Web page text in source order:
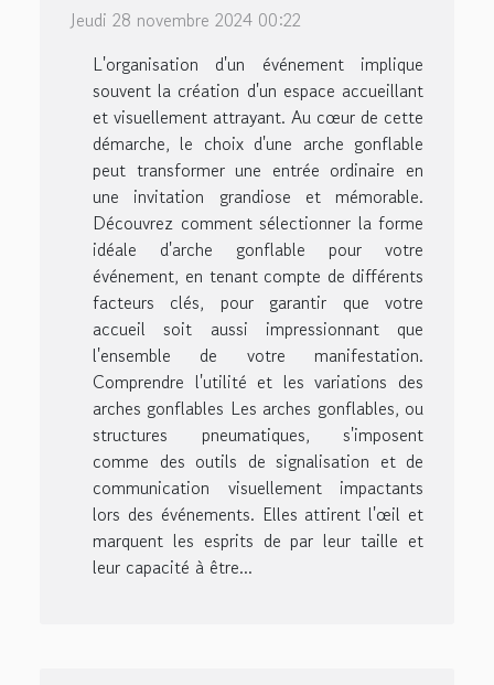
Jeudi 28 novembre 2024 00:22
L'organisation d'un événement implique
souvent la création d'un espace accueillant
et visuellement attrayant. Au cœur de cette
démarche, le choix d'une arche gonflable
peut transformer une entrée ordinaire en
une invitation grandiose et mémorable.
Découvrez comment sélectionner la forme
idéale d'arche gonflable pour votre
événement, en tenant compte de différents
facteurs clés, pour garantir que votre
accueil soit aussi impressionnant que
l'ensemble de votre manifestation.
Comprendre l'utilité et les variations des
arches gonflables Les arches gonflables, ou
structures pneumatiques, s'imposent
comme des outils de signalisation et de
communication visuellement impactants
lors des événements. Elles attirent l'œil et
marquent les esprits de par leur taille et
leur capacité à être...